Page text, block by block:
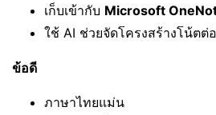
เก็บเข้ากับ Microsoft
ใช้ AI ช่วยจัดโครงสร้างโน้ตต่
ข้อดี
ภาษาไทยแม่น